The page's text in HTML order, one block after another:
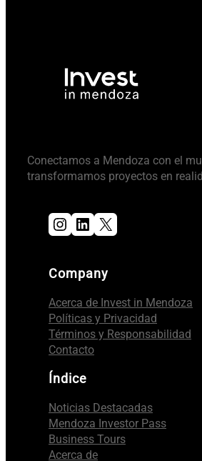
Conectamos a Mendoza con el
transformamos proyectos en
Instagram LinkedIn X
Company
Acerca de Invest in Mendoza
Políticas y Privacidad
Términos y Responsabilidad
Contacto
Índice
Noticias Destacadas
Mendoza Investor Pass
Business Tours
Acerca de